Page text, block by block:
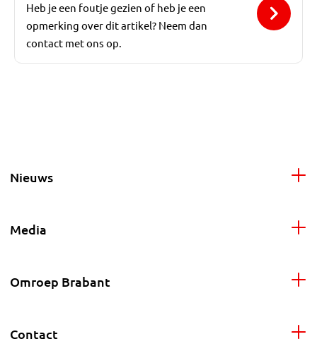
Heb je een foutje gezien of heb je een
opmerking over dit artikel? Neem dan
contact met ons op.
Nieuws
Media
Omroep Brabant
Contact